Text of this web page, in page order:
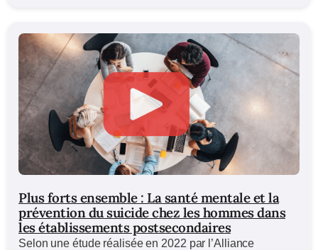
Plus forts ensemble : La santé mentale et la
prévention du suicide chez les hommes dans
les établissements postsecondaires
Selon une étude réalisée en 2022 par l’Alliance